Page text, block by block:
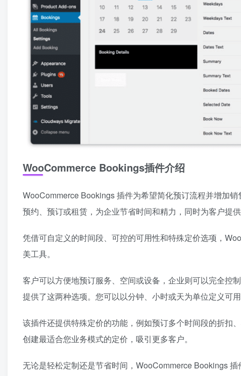
WooCommerce Bookings插件介绍
WooCommerce Bookings 插件为希望简化预订流程并增加
预约、预订或租赁，为企业节省时间和精力，同时为客户提供
凭借可自定义的时间段、可控的可用性和特殊定价选项，
美工具。
客户可以方便地预订服务、空间或设备，企业则可以完全控
提供了这两种选项。您可以以分钟、小时或天为单位定义可
该插件还提供特殊定价的功能，例如预订多个时间段的折扣
创建最适合您业务模式的定价，吸引更多客户。
无论是轻松定制还是节省时间，WooCommerce Bookings